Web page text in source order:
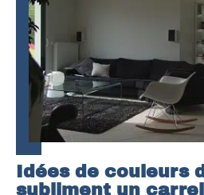
Idées de couleurs
subliment un